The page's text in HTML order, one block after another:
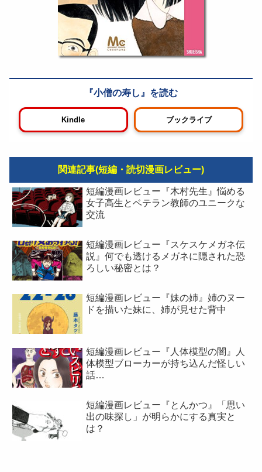
小僧の寿し
Kindle ブックライブ
関連記事(短編・読切漫画レビュー)
短編漫画レビュー『木村先生』悩める
女子高生とベテラン教師のユニークな
交流
短編漫画レビュー『スケスケメガネ伝
説』何でも透けるメガネに隠された恐
ろしい秘密とは？
短編漫画レビュー『妹の姉』姉のヌー
ドを描いた妹に、姉が見せた背中
短編漫画レビュー『人体模型の闇』人
体模型ブローカーが持ち込んだ怪しい
話…
短編漫画レビュー『とんかつ』「思い
出の味探し」が明らかにする真実と
は？